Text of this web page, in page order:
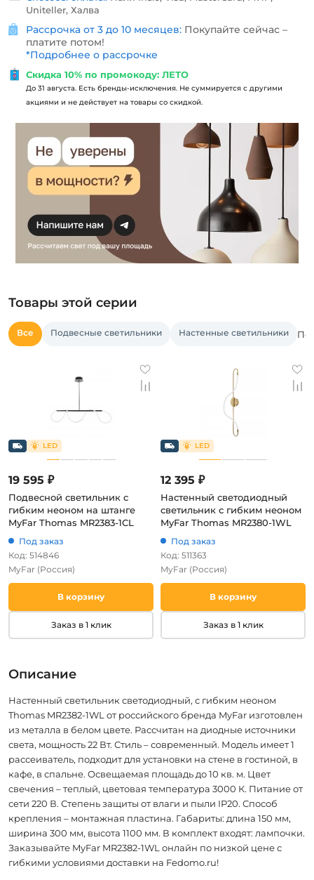
Uniteller, Халва
Рассрочка от 3 до 10 месяцев: Покупайте сейчас –
платите потом!
*Подробнее о рассрочке
Скидка 10% по промокоду: ЛЕТО
До 31 августа. Есть бренды-исключения. Не суммируется с другими
акциями и не действует на товары со скидкой.
Товары этой серии
Все Подвесные светильники Настенные светильники
19 595 ₽
Подвесной светильник с
гибким неоном на штанге
MyFar Thomas MR2383-1CL
Под заказ
Код: 514846
MyFar (Россия)
В корзину
Заказ в 1 клик
12 395 ₽
Настенный светодиодный
светильник с гибким неоном
MyFar Thomas MR2380-1WL
Под заказ
Код: 511363
MyFar (Россия)
В корзину
Заказ в 1 клик
Описание
Настенный светильник светодиодный, с гибким неоном
Thomas MR2382-1WL от российского бренда MyFar изготовлен
из металла в белом цвете. Рассчитан на диодные источники
света, мощность 22 Вт. Стиль – современный. Модель имеет 1
рассеиватель, подходит для установки на стене в гостиной, в
кафе, в спальне. Освещаемая площадь до 10 кв. м. Цвет
свечения – теплый, цветовая температура 3000 К. Питание от
сети 220 В. Степень защиты от влаги и пыли IP20. Способ
крепления – монтажная пластина. Габариты: длина 150 мм,
ширина 300 мм, высота 1100 мм. В комплект входят: лампочки.
Заказывайте MyFar MR2382-1WL онлайн по низкой цене с
гибкими условиями доставки на Fedomo.ru!